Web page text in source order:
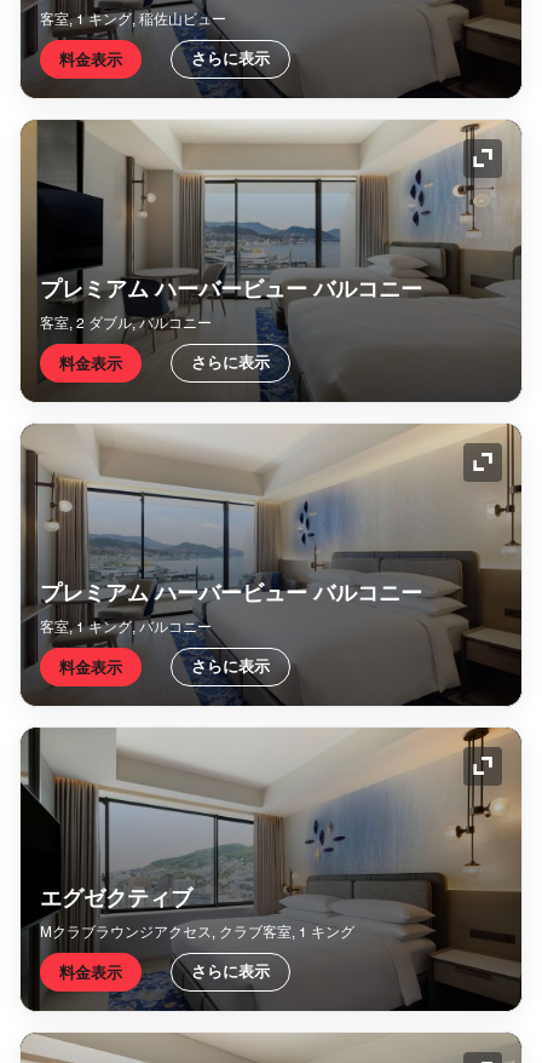
客室, 1 キング, 稲佐山ビュー
料金表示 さらに表示
アイ
プレミアム ハーバービュー バルコニー
客室, 2 ダブル, バルコニー
料金表示 さらに表示
アイ
プレミアム ハーバービュー バルコニー
客室, 1 キング, バルコニー
料金表示 さらに表示
アイ
エグゼクティブ
Mクラブラウンジアクセス, クラブ客室, 1 キング
料金表示 さらに表示